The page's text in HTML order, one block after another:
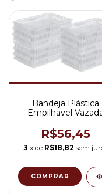
Bandeja Plástica
Empilhavel
Massas Pães 10L
ETA64
R$56,45
3 x de R$18,82 sem